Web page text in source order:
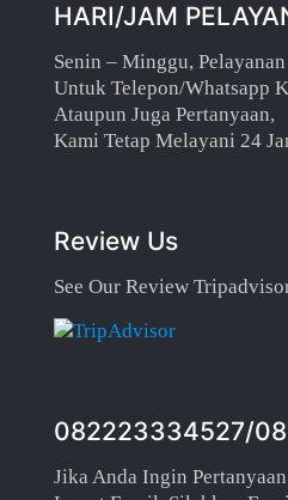
HARI/JAM
Senin – Minggu,
Untuk Telepon/Whatsapp
Ataupun Juga Pertanyaan,
Kami Tetap Melayani 24
Review Us
See Our Review
082223334527/
Jika Anda Ingin